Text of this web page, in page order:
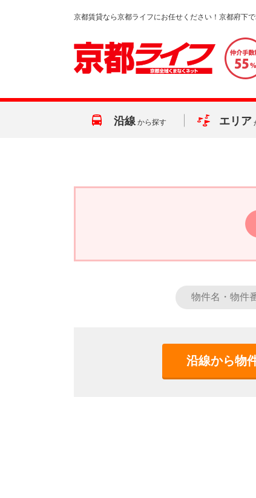
京都賃貸なら京都ライフにお任せください！京都府下
沿線 から探す エリア
沿線から物